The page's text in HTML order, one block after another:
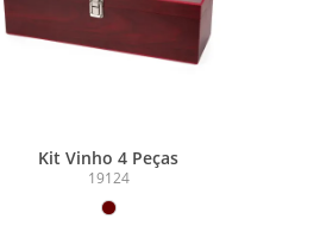
Kit Vinho 4 Peças
19124